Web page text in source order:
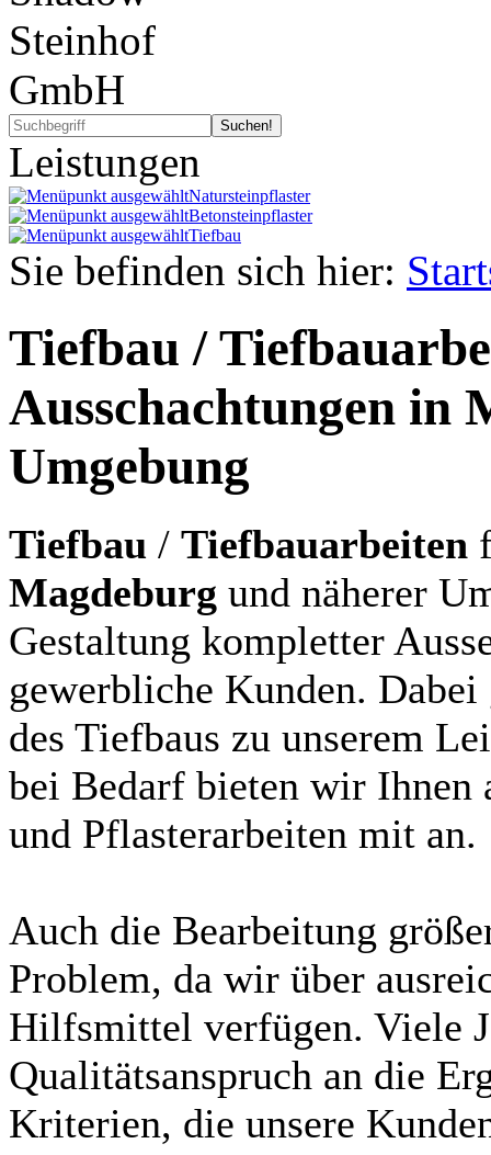
Leistungen
Natursteinpflaster
Betonsteinpflaster
Tiefbau
Sie befinden sich hier:
Tiefbau /
Ausschachtungen in
Umgebung
Tiefbau / Tiefbauarbeiten
Magdeburg und näherer
Gestaltung kompletter
gewerbliche Kunden.
des Tiefbaus zu unserem
bei Bedarf bieten wir Ihnen
und Pflasterarbeiten mit an.
Auch die Bearbeitung
Problem, da wir über
Hilfsmittel verfügen. Viele
Qualitätsanspruch an die
Kriterien, die unsere